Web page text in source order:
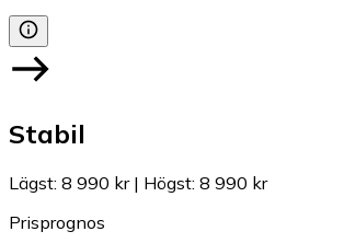
Stabil
Lägst: 8 990 kr| Högst: 8 990 kr
Prisprognos